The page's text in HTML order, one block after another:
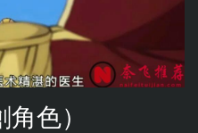
色）